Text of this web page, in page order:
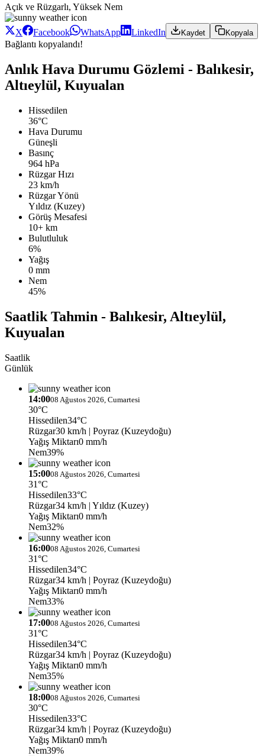
Açık ve Rüzgarlı, Yüksek Nem
X Facebook WhatsApp LinkedIn Kaydet Kopyala
Bağlantı kopyalandı!
Anlık Hava Durumu Gözlemi - Balıkesir,
Altıeylül, Kuyualan
Hissedilen
36°C
Hava Durumu
Güneşli
Basınç
964 hPa
Rüzgar Hızı
23 km/h
Rüzgar Yönü
Yıldız (Kuzey)
Görüş Mesafesi
10+ km
Bulutluluk
6%
Yağış
0 mm
Nem
45%
Saatlik Tahmin - Balıkesir, Altıeylül,
Kuyualan
Saatlik
Günlük
14:0008 Ağustos 2026, Cumartesi
30°C
Hissedilen34°C
Rüzgar30 km/h | Poyraz (Kuzeydoğu)
Yağış Miktarı0 mm/h
Nem39%
15:0008 Ağustos 2026, Cumartesi
31°C
Hissedilen33°C
Rüzgar34 km/h | Yıldız (Kuzey)
Yağış Miktarı0 mm/h
Nem32%
16:0008 Ağustos 2026, Cumartesi
31°C
Hissedilen34°C
Rüzgar34 km/h | Poyraz (Kuzeydoğu)
Yağış Miktarı0 mm/h
Nem33%
17:0008 Ağustos 2026, Cumartesi
31°C
Hissedilen34°C
Rüzgar34 km/h | Poyraz (Kuzeydoğu)
Yağış Miktarı0 mm/h
Nem35%
18:0008 Ağustos 2026, Cumartesi
30°C
Hissedilen33°C
Rüzgar34 km/h | Poyraz (Kuzeydoğu)
Yağış Miktarı0 mm/h
Nem39%